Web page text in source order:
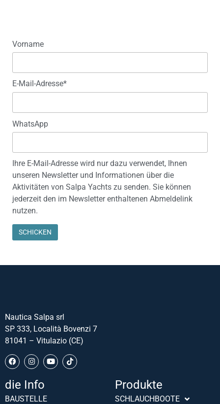
Vorname
E-Mail-Adresse*
WhatsApp
Ihre E-Mail-Adresse wird nur dazu verwendet, Ihnen
unseren Newsletter und Informationen über die
Aktivitäten von Salpa Yachts zu senden. Sie können
jederzeit den im Newsletter enthaltenen Abmeldelink
nutzen.
Nautica Salpa srl
SP 333, Località Bovenzi 7
81041 – Vitulazio (CE)
die Info
BAUSTELLE
Produkte
SCHLAUCHBOOTE